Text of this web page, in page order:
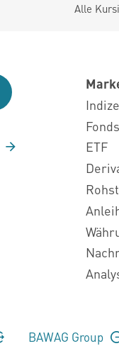
Alle
Fonds
ETF
BAWAG Group